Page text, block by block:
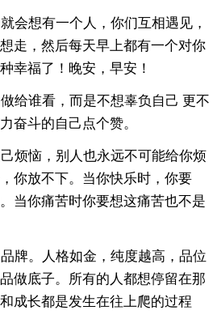
会想有一个人，你们互相遇见，
走，然后每天早上都有一个对你
幸福了！晚安，早安！
给谁看，而是不想辜负自己 更不
奋斗的自己点个赞。
烦恼，别人也永远不可能给你烦
你放不下。当你快乐时，你要
当你痛苦时你要想这痛苦也不是
牌。人格如金，纯度越高，品位
做底子。所有的人都想停留在那
成长都是发生在往上爬的过程